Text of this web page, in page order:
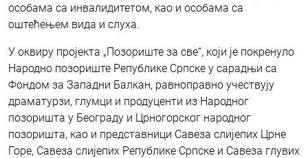
особама са инвалидитетом, као и особама са
оштећењем вида и слуха.
У оквиру пројекта „Позориште за све“, који је покренуло
Народно позориште Републике Српске у сарадњи са
Фондом за Западни Балкан, равноправно учествују
драматурзи, глумци и продуценти из Народног
позоришта у Београду и Црногорског народног
позоришта, као и представници Савеза слијепих Црне
Горе, Савеза слијепих Републике Српске и Савеза глувих